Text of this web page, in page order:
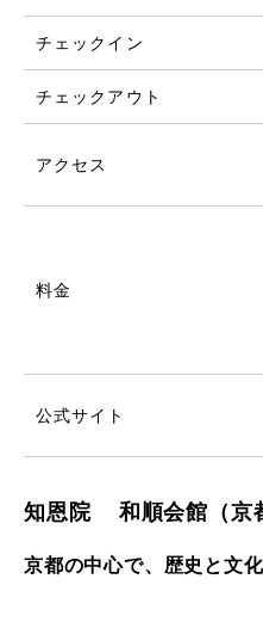
チェックイン
チェックアウト
アクセス
料金
公式サイト
知恩院 和順会館（京
京都の中心で、歴史と文